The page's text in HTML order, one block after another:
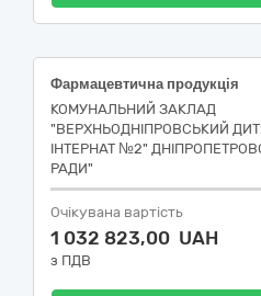
Фармацевтична продукція
КОМУНАЛЬНИЙ ЗАКЛАД
"ВЕРХНЬОДНІПРОВСЬКИЙ
ІНТЕРНАТ №2"
РАДИ"
Очікувана вартість
1 032 823,00 UAH
з ПДВ